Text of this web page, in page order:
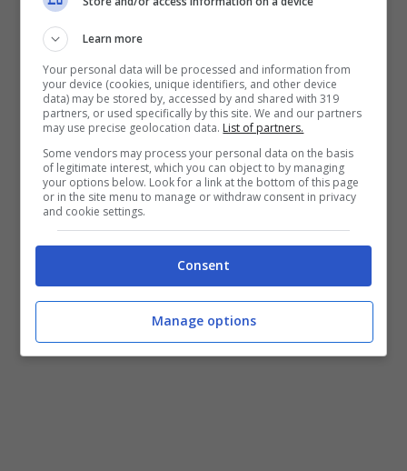
Learn more
Your personal data will be processed and information from
your device (cookies, unique identifiers, and other device
data) may be stored by, accessed by and shared with 319
partners, or used specifically by this site. We and our partners
may use precise geolocation data. List of partners.
Some vendors may process your personal data on the basis
of legitimate interest, which you can object to by managing
your options below. Look for a link at the bottom of this page
or in the site menu to manage or withdraw consent in privacy
and cookie settings.
Consent
Manage options